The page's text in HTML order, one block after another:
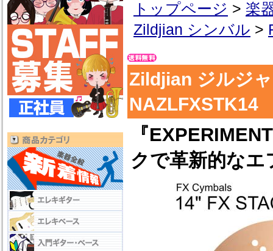
トップページ > 楽
Zildjian シンバル >
Zildjian ジルジ
NAZLFXSTK14
『
クで革新的な